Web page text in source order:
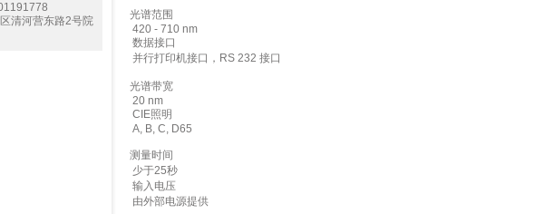
清河营东路2号院
光谱范围
420 - 710 nm
数据接口
并行打印机接口，RS 232 接口
光谱带宽
20 nm
CIE照明
A, B, C, D65
测量时间
少于25秒
输入电压
由外部电源提供